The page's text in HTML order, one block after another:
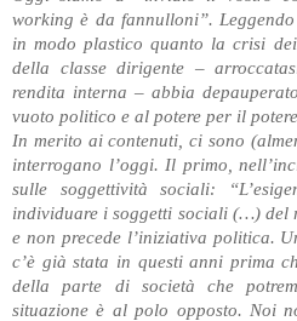
working è da fannulloni”.
in modo plastico quanto la crisi
della classe dirigente –
rendita interna – abbia
vuoto politico e al potere per il
In merito ai contenuti, ci sono
interrogano l’oggi. Il primo,
sulle soggettività sociali:
individuare i soggetti sociali (…) del
e non precede l’iniziativa politica.
c’è già stata in questi anni prima
della parte di società che
situazione è al polo opposto. Noi